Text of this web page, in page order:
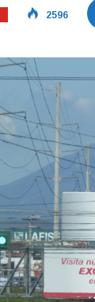
2596